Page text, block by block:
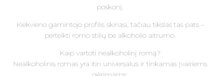
poskonį.
Kiekvieno gamintojo profilis skiriasi, tačiau tikslas tas pats –
perteikti romo stilių be alkoholio aitrumo.
Kaip vartoti nealkoholinį romą?
Nealkoholinis romas yra itin universalus ir tinkamas įvairiems